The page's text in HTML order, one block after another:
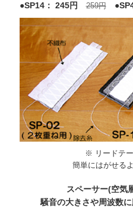
●SP14： 245円259円
※ リードテ
簡単にはがせる
スペーサー(空気
騒音の大きさや周波数